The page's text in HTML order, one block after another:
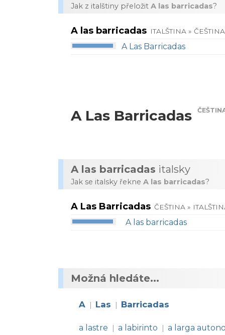
Jak z italštiny přeložit A las barricadas?
A las barricadas ITALŠTINA » ČEŠTINA
A Las Barricadas
A Las Barricadas
A las barricadas italsky
Jak se italsky řekne A las barricadas?
A Las Barricadas ČEŠTINA »
A las barricadas
Možná hledáte...
A | Las | Barricadas
a lastre | a labirinto | a larga